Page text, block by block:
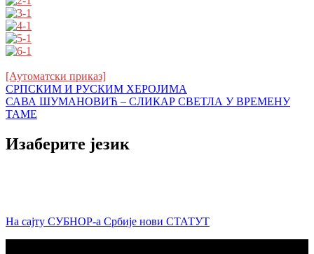
[Аутоматски приказ]
Кретање
чланка
СРПСКИМ И РУСКИМ ХЕРОЈИМА
САВА ШУМАНОВИЋ – СЛИКАР СВЕТЛА У ВРЕМЕНУ
ТАМЕ
Изаберите језик
На сајту СУБНОР-а Србије нови СТАТУТ